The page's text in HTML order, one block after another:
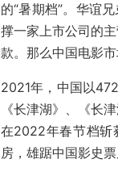
的“暑期档”。华谊
撑一家上市公司的
款。那么中国电影市
2021年，中国以
《长津湖》、《长
在2022年春节档斩
房，雄踞中国影史票